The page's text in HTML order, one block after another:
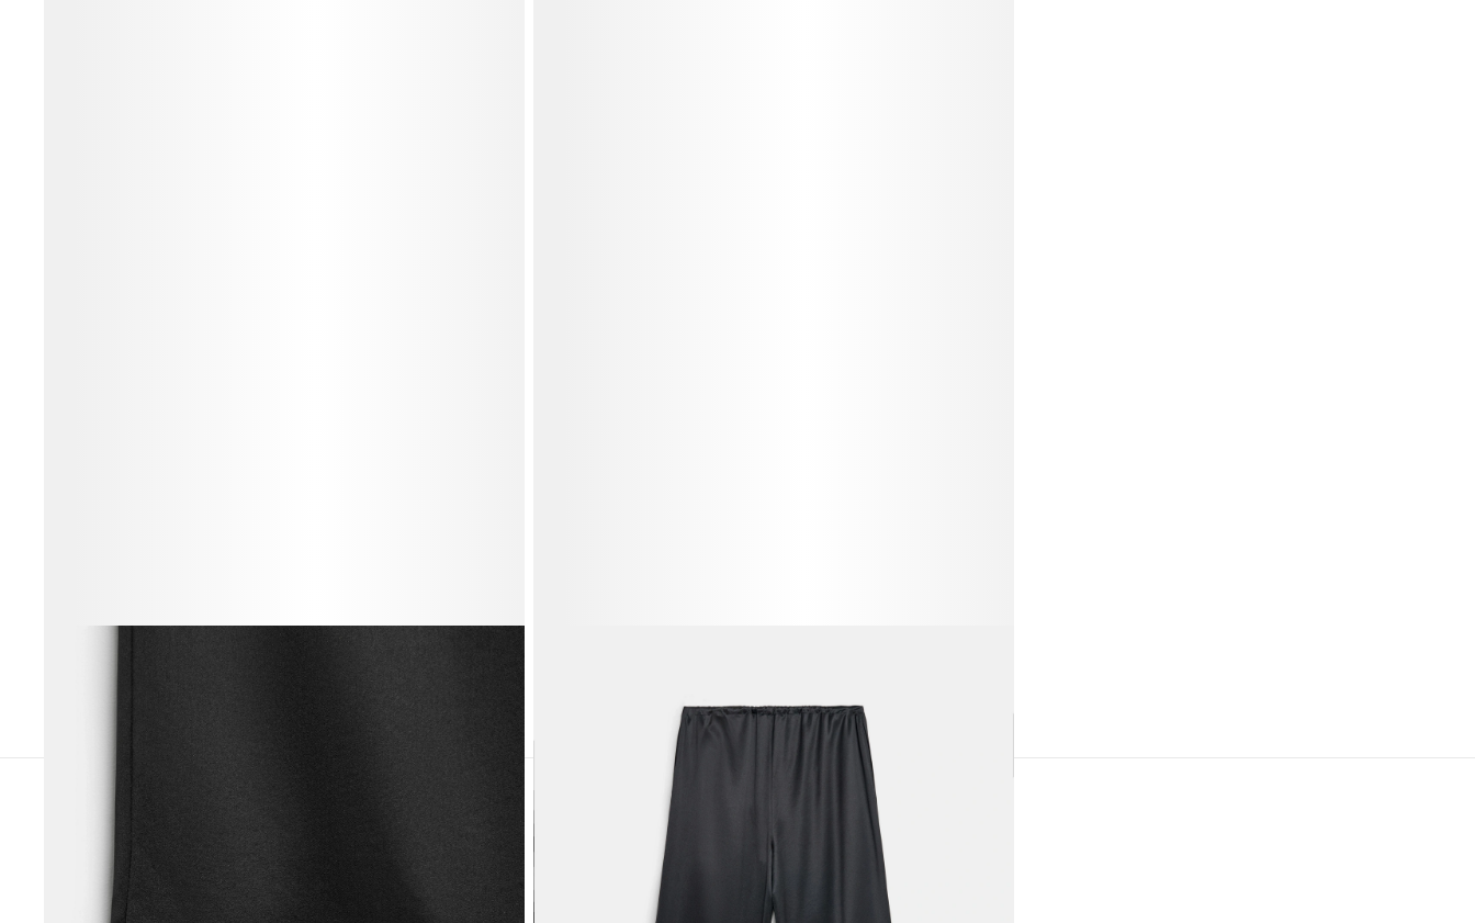
ВЕСЬ ОБРАЗ